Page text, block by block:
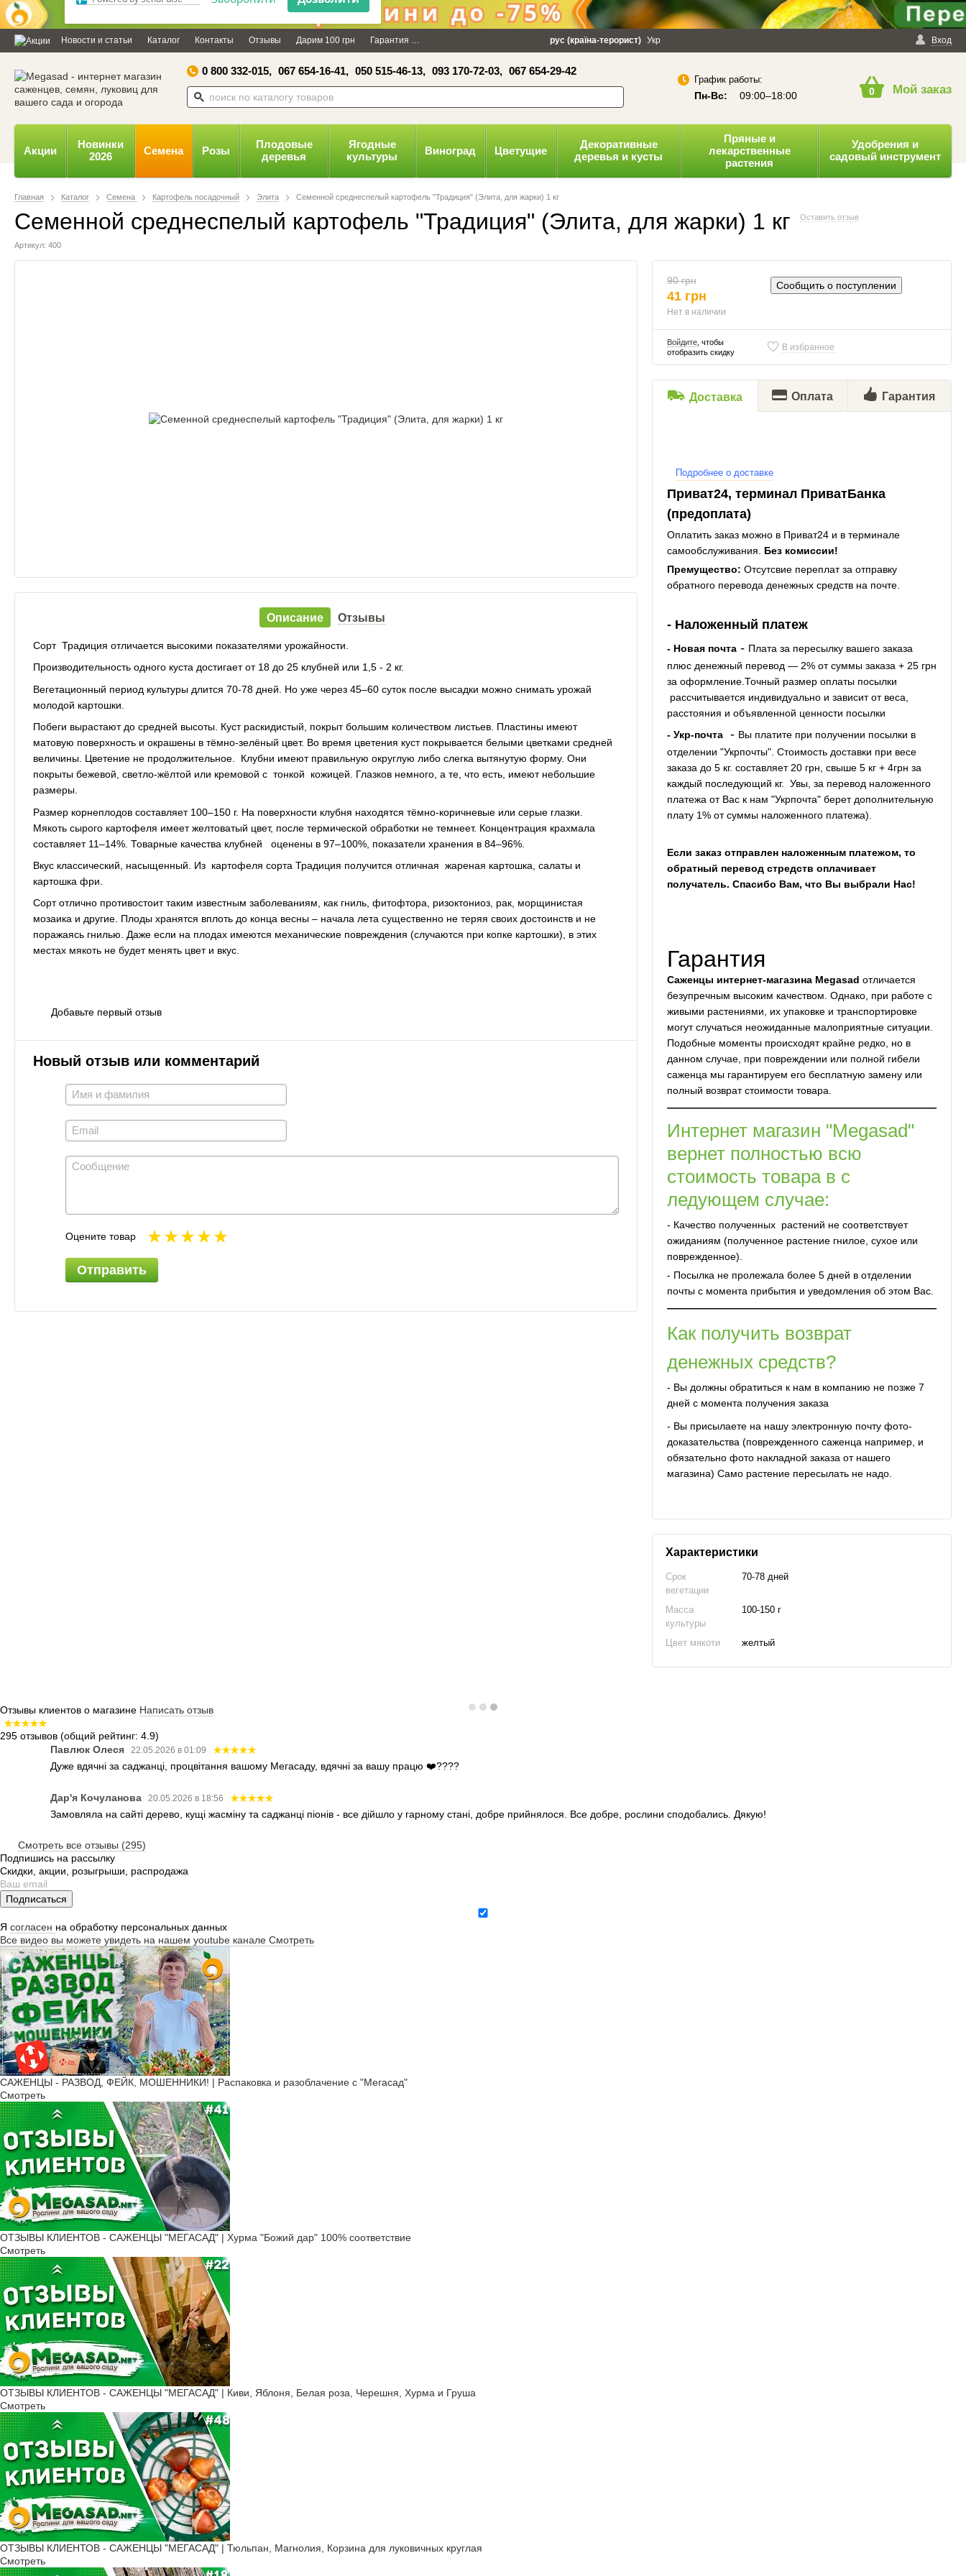
відправляти вам сповіщення на
робочий стіл.
Powered by SendPulse Заборонити Дозволити
×
Новости и статьи Каталог Контакты Отзывы Дарим 100 грн Гарантия Оплата и доставка Политика конфиденциальности Вход
рус (країна-терорист) Укр
0 800 332-015, 067 654-16-41, 050 515-46-13, 093 170-72-03, 067 654-29-42
График работы:
Пн-Вс: 09:00–18:00 0 Мой заказ
Акции
Новинки
2026
Семена Розы
Плодовые
деревья
Ягодные
культуры
Виноград Цветущие
Декоративные
деревья и кусты
Пряные и
лекарственные
растения
Удобрения и
садовый инструмент
Главная Каталог Семена Картофель посадочный Элита Семенной среднеспелый картофель "Традиция" (Элита, для жарки) 1 кг
Семенной среднеспелый картофель "Традиция" (Элита, для жарки) 1 кг Оставить отзыв
Артикул: 400
Описание Отзывы
Сорт Традиция отличается высокими показателями урожайности.
Производительность одного куста достигает от 18 до 25 клубней или 1,5 - 2 кг.
Вегетационный период культуры длится 70-78 дней. Но уже через 45–60 суток после высадки можно снимать урожай
молодой картошки.
Побеги вырастают до средней высоты. Куст раскидистый, покрыт большим количеством листьев. Пластины имеют
матовую поверхность и окрашены в тёмно-зелёный цвет. Во время цветения куст покрывается белыми цветками средней
величины. Цветение не продолжительное. Клубни имеют правильную округлую либо слегка вытянутую форму. Они
покрыты бежевой, светло-жёлтой или кремовой с тонкой кожицей. Глазков немного, а те, что есть, имеют небольшие
размеры.
Размер корнеплодов составляет 100–150 г. На поверхности клубня находятся тёмно-коричневые или серые глазки.
Мякоть сырого картофеля имеет желтоватый цвет, после термической обработки не темнеет. Концентрация крахмала
составляет 11–14%. Товарные качества клубней оценены в 97–100%, показатели хранения в 84–96%.
Вкус классический, насыщенный. Из картофеля сорта Традиция получится отличная жареная картошка, салаты и
картошка фри.
Сорт отлично противостоит таким известным заболеваниям, как гниль, фитофтора, ризоктониоз, рак, морщинистая
мозаика и другие. Плоды хранятся вплоть до конца весны – начала лета существенно не теряя своих достоинств и не
поражаясь гнилью. Даже если на плодах имеются механические повреждения (случаются при копке картошки), в этих
местах мякоть не будет менять цвет и вкус.
Добавьте первый отзыв
Новый отзыв или комментарий
Оцените товар
Отправить
90 грн
41 грн
Нет в наличии
Сообщить о поступлении
Войдите, чтобы
отобразить скидку
В избранное
Доставка Оплата Гарантия
Подробнее о доставке
Приват24, терминал ПриватБанка
(предоплата)
Оплатить заказ можно в Приват24 и в терминале
самообслуживания. Без комиссии!
Премущество: Отсутсвие переплат за отправку
обратного перевода денежных средств на почте.
- Наложенный платеж
- Новая почта- Плата за пересылку вашего заказа
плюс денежный перевод — 2% от суммы заказа + 25 грн
за оформление.Точный размер оплаты посылки
рассчитывается индивидуально и зависит от веса,
расстояния и объявленной ценности посылки
- Укр-почта- Вы платите при получении посылки в
отделении "Укрпочты". Стоимость доставки при весе
заказа до 5 кг. составляет 20 грн, свыше 5 кг + 4грн за
каждый последующий кг. Увы, за перевод наложенного
платежа от Вас к нам "Укрпочта" берет дополнительную
плату 1% от суммы наложенного платежа).
Если заказ отправлен наложенным платежом, то
обратный перевод стредств оплачивает
получатель. Спасибо Вам, что Вы выбрали Нас!
Гарантия
Саженцы интернет-магазина Megasad отличается
безупречным высоким качеством. Однако, при работе с
живыми растениями, их упаковке и транспортировке
могут случаться неожиданные малоприятные ситуации.
Подобные моменты происходят крайне редко, но в
данном случае, при повреждении или полной гибели
саженца мы гарантируем его бесплатную замену или
полный возврат стоимости товара.
Интернет магазин "Megasad"
вернет полностью всю
стоимость товара в с
ледующем случае:
- Качество полученных растений не соответствует
ожиданиям (полученное растение гнилое, сухое или
поврежденное).
- Посылка не пролежала более 5 дней в отделении
почты с момента прибытия и уведомления об этом Вас.
Как получить возврат
денежных средств?
- Вы должны обратиться к нам в компанию не позже 7
дней с момента получения заказа
- Вы присылаете на нашу электронную почту фото-
доказательства (поврежденного саженца например, и
обязательно фото накладной заказа от нашего
магазина) Само растение пересылать не надо.
Характеристики
Срок
вегетации
70-78 дней
Масса
культуры
100-150 г
Цвет мякоти желтый
Отзывы клиентов о магазине Написать отзыв
295 отзывов (общий рейтинг: 4.9)
Павлюк Олеся
22.05.2026 в 01:09
Дуже вдячні за саджанці, процвітання вашому Мегасаду, вдячні за вашу працю ❤️????
Дар'я Кочуланова 20.05.2026 в 18:56
Замовляла на сайті дерево, кущі жасміну та саджанці піонів - все дійшло у гарному стані, добре прийнялося. Все добре, рослини сподобались. Дякую!
Смотреть все отзывы (295)
Подпишись на рассылку
Скидки, акции, розыгрыши, распродажа
Подписаться
Я согласен на обработку персональных данных
Все видео вы можете увидеть на нашем youtube канале Смотреть
САЖЕНЦЫ - РАЗВОД, ФЕЙК, МОШЕННИКИ! | Распаковка и разоблачение с "Мегасад"
Смотреть
ОТЗЫВЫ КЛИЕНТОВ - САЖЕНЦЫ "МЕГАСАД" | Хурма "Божий дар" ​100% соответствие
Смотреть
ОТЗЫВЫ КЛИЕНТОВ - САЖЕНЦЫ "МЕГАСАД" | Киви, Яблоня, Белая роза, Черешня, Хурма и Груша
Смотреть
ОТЗЫВЫ КЛИЕНТОВ - САЖЕНЦЫ "МЕГАСАД" | Тюльпан, Магнолия, Корзина для луковичных круглая
Смотреть